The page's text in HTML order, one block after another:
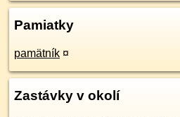
Pamiatky
pamätník ¤
Zastávky v okolí